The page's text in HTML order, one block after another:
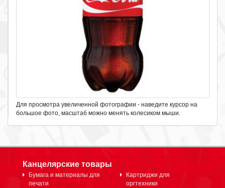
Для просмотра увеличенной фотографии - наведите курсор на
большое фото, масштаб можно менять колесиком мыши.
Канцелярские товары
Бумага и материалы для
печати
Картриджи для
оргтехники